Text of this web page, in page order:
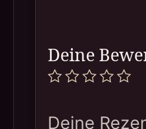
Deine
Deine